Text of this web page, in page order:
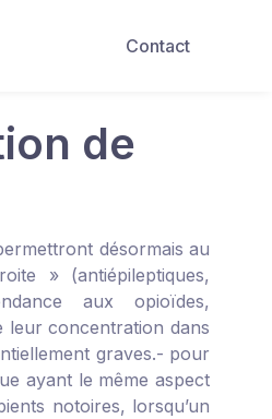
Contact
de
désormais au
» (antiépileptiques,
aux opioïdes,
leur concentration dans
graves.- pour
ayant le même aspect
notoires, lorsqu’un